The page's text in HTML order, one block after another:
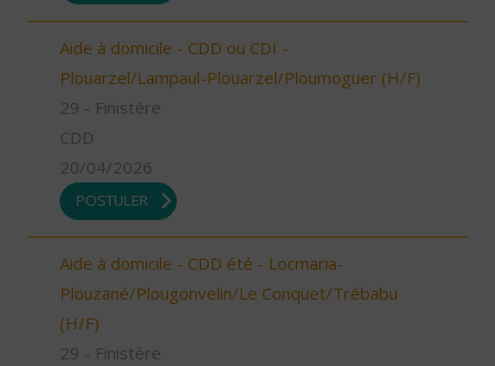
Aide à domicile - CDD ou CDI -
Plouarzel/Lampaul-Plouarzel/Ploumoguer (H/F)
29 - Finistère
CDD
20/04/2026
POSTULER
Aide à domicile - CDD été - Locmaria-
Plouzané/Plougonvelin/Le Conquet/Trébabu
(H/F)
29 - Finistère